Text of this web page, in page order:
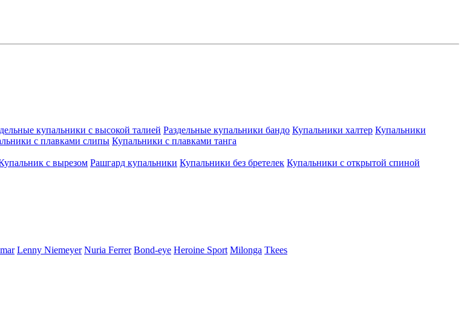
купальники с высокой талией Раздельные купальники бандо Купальники халтер Купальники
с плавками слипы Купальники с плавками танга
с вырезом Рашгард купальники Купальники без бретелек Купальники с открытой спиной
Lenny Niemeyer Nuria Ferrer Bond-eye Heroine Sport Milonga Tkees